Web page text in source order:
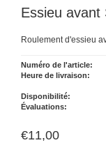
Essieu avant
Roulement d'essieu
Numéro de l'article:
Heure de livraison:
Disponibilité:
Évaluations:
€11,00